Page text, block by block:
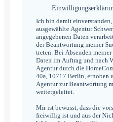
Ich bin damit
ausgewählte Agentur
angegebenen Daten
der Beantwortung meiner
treten. Bei Absenden
Daten im Auftrag und nach
Agentur durch die
40a, 10717 Berlin, erhoben
Agentur zur Beantwortung
weitergeleitet.
Mir ist bewusst, dass die
freiwillig ist und aus der